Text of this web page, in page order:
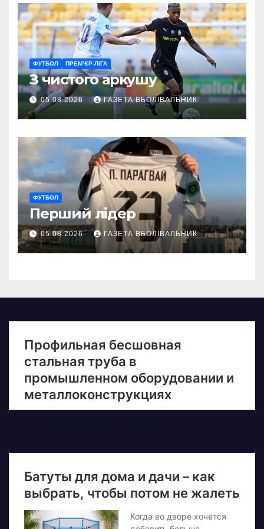
ФУТБОЛ ПРЕМ’ЄР-ЛІГА
З чистого аркушу
05.08.2026 ГАЗЕТА ВБОЛІВАЛЬНИК
ФУТБОЛ
Перший лідер
05.08.2026 ГАЗЕТА ВБОЛІВАЛЬНИК